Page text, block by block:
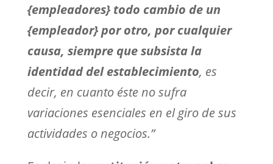
{empleadores} todo cambio de un
{empleador} por otro, por cualquier
causa, siempre que subsista la
identidad del establecimiento, es
decir, en cuanto éste no sufra
variaciones esenciales en el giro de sus
actividades o negocios.”